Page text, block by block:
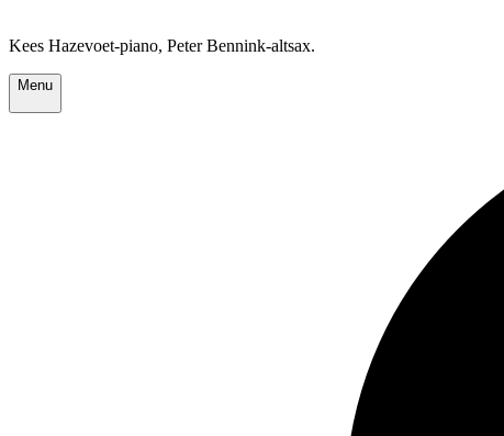
Kees Hazevoet-piano, Peter Bennink-altsax.
Menu